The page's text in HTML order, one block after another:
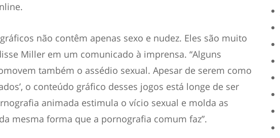
não contêm apenas sexo e nudez. Eles são muito
Miller em um comunicado à imprensa. “Alguns
também o assédio sexual. Apesar de serem como
o conteúdo gráfico desses jogos está longe de ser
animada estimula o vício sexual e molda as
mesma forma que a pornografia comum faz”.